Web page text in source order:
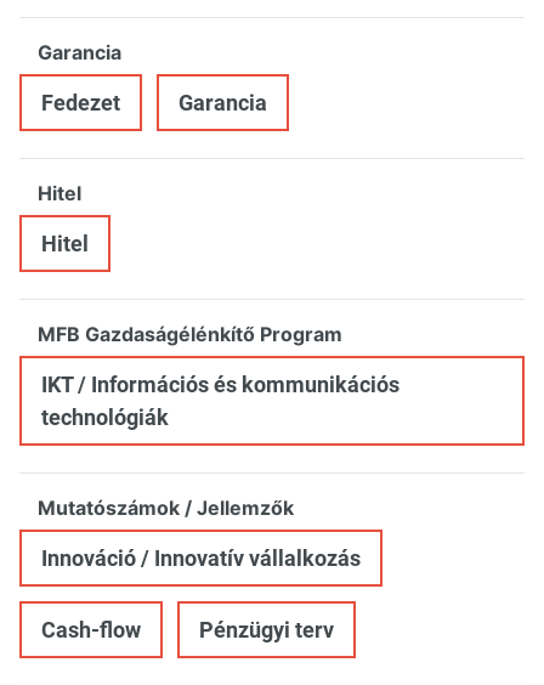
Garancia
Fedezet Garancia
Hitel
Hitel
MFB Gazdaságélénkítő Program
IKT / Információs és kommunikációs
technológiák
Mutatószámok / Jellemzők
Innováció / Innovatív vállalkozás
Cash-flow Pénzügyi terv